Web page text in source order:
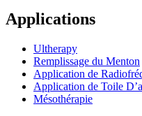
Applications
Ultherapy
Remplissage du Menton
Application de
Application de Toile
Mésothérapie